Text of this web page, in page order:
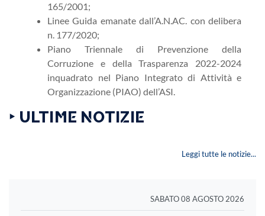
165/2001;
Linee Guida emanate dall’A.N.AC. con delibera
n. 177/2020;
Piano Triennale di Prevenzione della
Corruzione e della Trasparenza 2022-2024
inquadrato nel Piano Integrato di Attività e
Organizzazione (PIAO) dell’ASI.
‣ ULTIME NOTIZIE
Leggi tutte le notizie...
SABATO 08 AGOSTO 2026